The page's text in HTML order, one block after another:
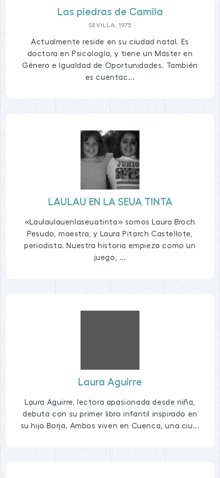
Las piedras de Camila
SEVILLA, 1975
Actualmente reside en su ciudad natal. Es
doctora en Psicología, y tiene un Máster en
Género e Igualdad de Oportunidades. También
es cuentac...
LAULAU EN LA SEUA TINTA
«Laulaulauenlaseuatinta» somos Laura Broch
Pesudo, maestra, y Laura Pitarch Castellote,
periodista. Nuestra historia empieza como un
juego, ...
Laura Aguirre
Laura Aguirre, lectora apasionada desde niña,
debuta con su primer libro infantil inspirado en
su hijo Borja. Ambos viven en Cuenca, una ciu...